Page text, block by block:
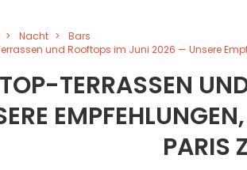
Nacht
Bars
und Rooftops im Juni 2026 — Unsere
TOP-TERRASSEN
PARIS